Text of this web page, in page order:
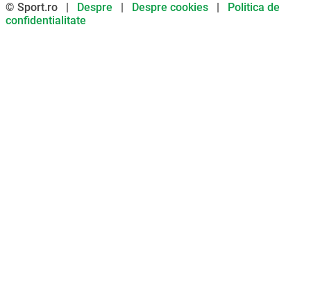
© Sport.ro | Despre | Despre cookies | Politica de
confidentialitate